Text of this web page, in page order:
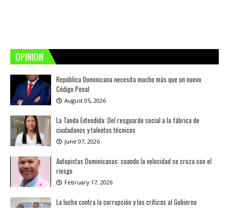
OPINION
República Dominicana necesita mucho más que un nuevo
Código Penal
August 05, 2026
La Tanda Extendida: Del resguardo social a la fábrica de
ciudadanos y talentos técnicos
June 07, 2026
Autopistas Dominicanas: cuando la velocidad se cruza con el
riesgo
February 17, 2026
La lucha contra la corrupción y las críticas al Gobierno